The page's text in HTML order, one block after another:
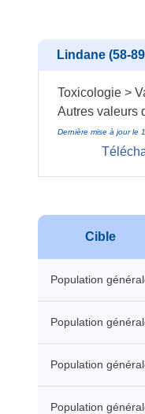
Lindane (58-
Toxicologie >
Autres valeurs
Dernière mise à jour le
Cible
Population
Population
Population
Population